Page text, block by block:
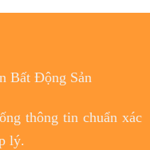
Bất Động Sản
thông tin chuẩn xác
lý.